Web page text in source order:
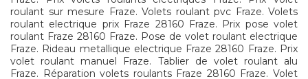
roulant sur mesure Fraze. Volets roulant pvc Fraze. Volets
roulant electrique prix Fraze 28160 Fraze. Prix pose volet
roulant Fraze 28160 Fraze. Pose de volet roulant electrique
Fraze. Rideau metallique electrique Fraze 28160 Fraze. Prix
volet roulant manuel Fraze. Tablier de volet roulant alu
Fraze. Réparation volets roulants Fraze 28160 Fraze. Volet